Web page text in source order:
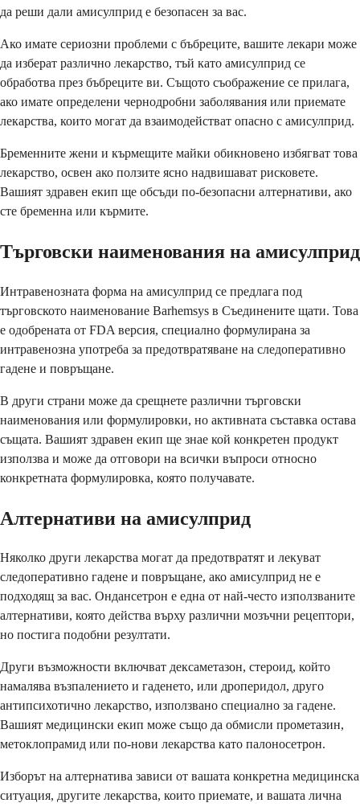
да реши дали амисулприд е безопасен за вас.
Ако имате сериозни проблеми с бъбреците, вашите лекари може
да изберат различно лекарство, тъй като амисулприд се
обработва през бъбреците ви. Същото съображение се прилага,
ако имате определени чернодробни заболявания или приемате
лекарства, които могат да взаимодействат опасно с амисулприд.
Бременните жени и кърмещите майки обикновено избягват това
лекарство, освен ако ползите ясно надвишават рисковете.
Вашият здравен екип ще обсъди по-безопасни алтернативи, ако
сте бременна или кърмите.
Търговски наименования на амисулприд
Интравенозната форма на амисулприд се предлага под
търговското наименование Barhemsys в Съединените щати. Това
е одобрената от FDA версия, специално формулирана за
интравенозна употреба за предотвратяване на следоперативно
гадене и повръщане.
В други страни може да срещнете различни търговски
наименования или формулировки, но активната съставка остава
същата. Вашият здравен екип ще знае кой конкретен продукт
използва и може да отговори на всички въпроси относно
конкретната формулировка, която получавате.
Алтернативи на амисулприд
Няколко други лекарства могат да предотвратят и лекуват
следоперативно гадене и повръщане, ако амисулприд не е
подходящ за вас. Ондансетрон е една от най-често използваните
алтернативи, която действа върху различни мозъчни рецептори,
но постига подобни резултати.
Други възможности включват дексаметазон, стероид, който
намалява възпалението и гаденето, или дроперидол, друго
антипсихотично лекарство, използвано специално за гадене.
Вашият медицински екип може също да обмисли прометазин,
метоклопрамид или по-нови лекарства като палоносетрон.
Изборът на алтернатива зависи от вашата конкретна медицинска
ситуация, другите лекарства, които приемате, и вашата лична